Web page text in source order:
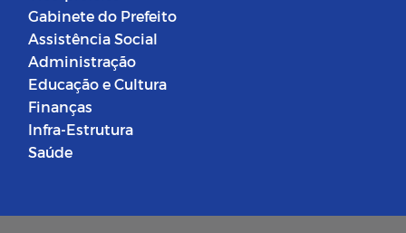
Gabinete do Prefeito
Assistência Social
Administração
Educação e Cultura
Finanças
Infra-Estrutura
Saúde